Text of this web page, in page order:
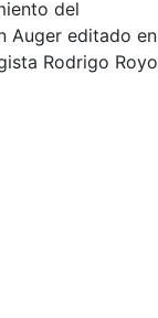
del
Auger editado en
Rodrigo Royo